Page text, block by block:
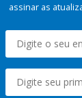
assinar as